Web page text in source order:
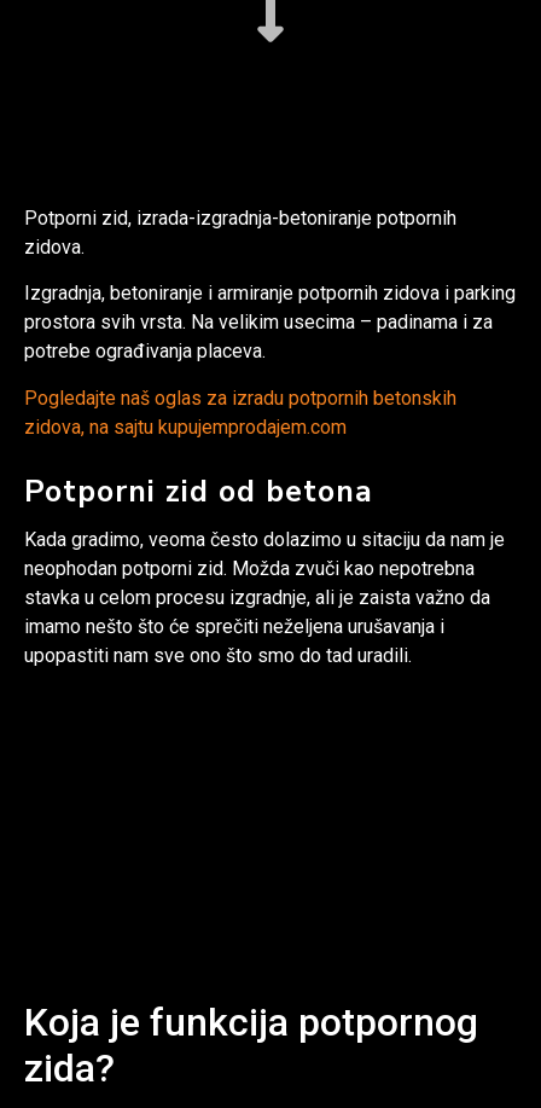
Potporni zid, izrada-izgradnja-betoniranje potpornih
zidova.
Izgradnja, betoniranje i armiranje potpornih zidova i parking
prostora svih vrsta. Na velikim usecima – padinama i za
potrebe ograđivanja placeva.
Pogledajte naš oglas za izradu potpornih betonskih
zidova, na sajtu kupujemprodajem.com
Potporni zid od betona
Kada gradimo, veoma često dolazimo u sitaciju da nam je
neophodan potporni zid. Možda zvuči kao nepotrebna
stavka u celom procesu izgradnje, ali je zaista važno da
imamo nešto što će sprečiti neželjena urušavanja i
upopastiti nam sve ono što smo do tad uradili.
Koja je funkcija potpornog
zida?